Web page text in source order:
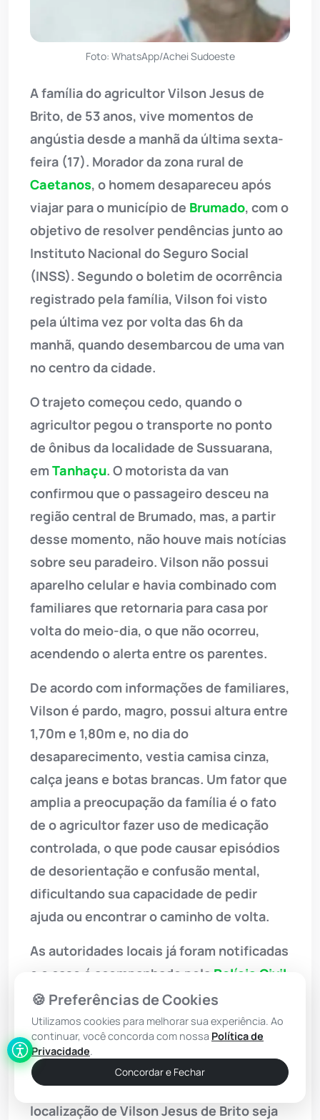
Foto: WhatsApp/Achei Sudoeste
A família do agricultor Vilson Jesus de
Brito, de 53 anos, vive momentos de
angústia desde a manhã da última sexta-
feira (17). Morador da zona rural de
Caetanos, o homem desapareceu após
viajar para o município de Brumado, com o
objetivo de resolver pendências junto ao
Instituto Nacional do Seguro Social
(INSS). Segundo o boletim de ocorrência
registrado pela família, Vilson foi visto
pela última vez por volta das 6h da
manhã, quando desembarcou de uma van
no centro da cidade.
O trajeto começou cedo, quando o
agricultor pegou o transporte no ponto
de ônibus da localidade de Sussuarana,
em Tanhaçu. O motorista da van
confirmou que o passageiro desceu na
região central de Brumado, mas, a partir
desse momento, não houve mais notícias
sobre seu paradeiro. Vilson não possui
aparelho celular e havia combinado com
familiares que retornaria para casa por
volta do meio-dia, o que não ocorreu,
acendendo o alerta entre os parentes.
De acordo com informações de familiares,
Vilson é pardo, magro, possui altura entre
1,70m e 1,80m e, no dia do
desaparecimento, vestia camisa cinza,
calça jeans e botas brancas. Um fator que
amplia a preocupação da família é o fato
de o agricultor fazer uso de medicação
controlada, o que pode causar episódios
de desorientação e confusão mental,
dificultando sua capacidade de pedir
ajuda ou encontrar o caminho de volta.
As autoridades locais já foram notificadas
e o caso é acompanhado pela Polícia Civil
Buscas estão sendo realizadas em
hospitais e locais públicos de Brumado,
mas até o momento nenhuma pista
concreta foi encontrada. A família pede
que qualquer informação sobre a
localização de Vilson Jesus de Brito seja
🍪 Preferências de Cookies
Utilizamos cookies para melhorar sua experiência. Ao
continuar, você concorda com nossa Política de
Privacidade.
Concordar e Fechar